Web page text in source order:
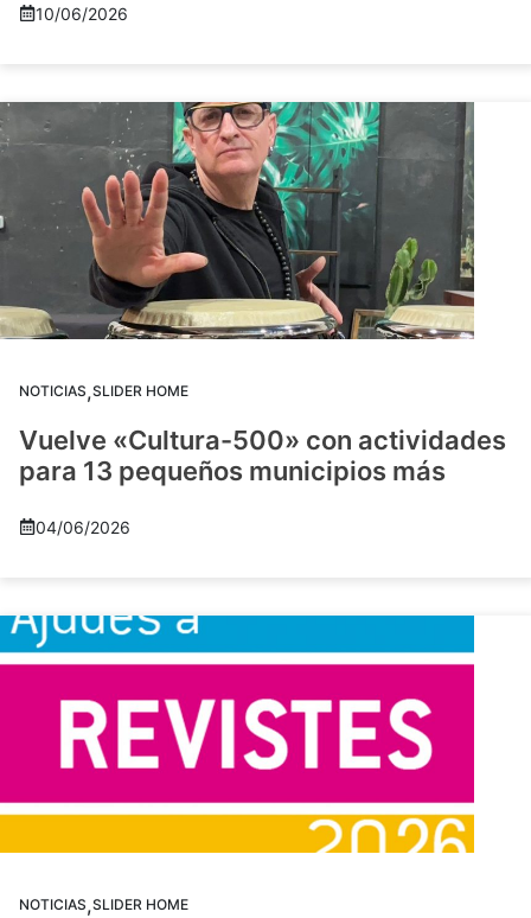
10/06/2026
NOTICIAS,SLIDER HOME
Vuelve «Cultura-500» con actividades
para 13 pequeños municipios más
04/06/2026
NOTICIAS,SLIDER HOME